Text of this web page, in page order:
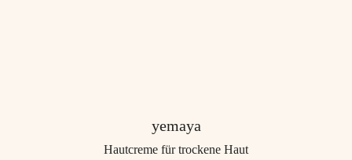
yemaya
Hautcreme für trockene Haut